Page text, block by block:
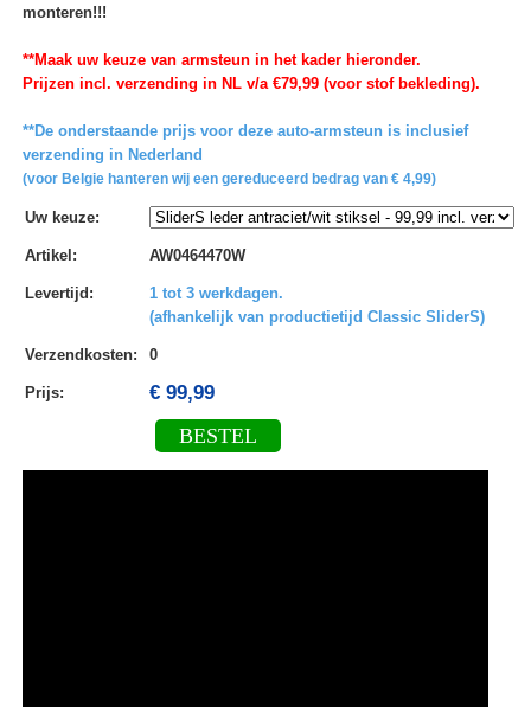
monteren!!!
**Maak uw keuze van armsteun in het kader hieronder.
Prijzen incl. verzending in NL v/a €79,99 (voor stof bekleding).
**De onderstaande prijs voor deze auto-armsteun is inclusief
verzending in Nederland
(voor Belgie hanteren wij een gereduceerd bedrag van € 4,99)
Uw keuze:
Artikel : AW0464470W
Levertijd :
1 tot 3 werkdagen.
(afhankelijk van productietijd Classic SliderS)
Verzendkosten: 0
Prijs: € 99,99
BESTEL